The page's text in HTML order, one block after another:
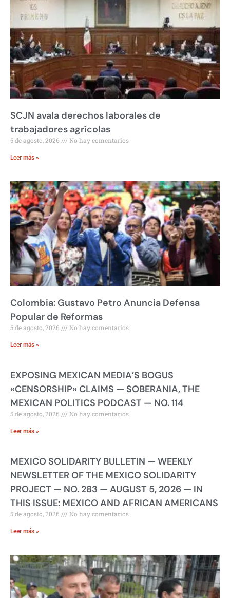
SCJN avala derechos laborales de
trabajadores agrícolas
5 de agosto, 2026 No hay comentarios
Leer más »
Colombia: Gustavo Petro Anuncia Defensa
Popular de Reformas
5 de agosto, 2026 No hay comentarios
Leer más »
EXPOSING MEXICAN MEDIA’S BOGUS
«CENSORSHIP» CLAIMS — SOBERANIA, THE
MEXICAN POLITICS PODCAST — NO. 114
5 de agosto, 2026 No hay comentarios
Leer más »
MEXICO SOLIDARITY BULLETIN — WEEKLY
NEWSLETTER OF THE MEXICO SOLIDARITY
PROJECT — NO. 283 — AUGUST 5, 2026 — IN
THIS ISSUE: MEXICO AND AFRICAN AMERICANS
5 de agosto, 2026 No hay comentarios
Leer más »